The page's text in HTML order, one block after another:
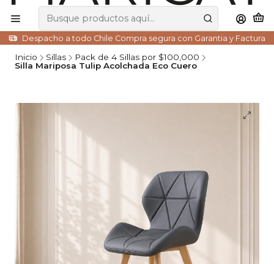
Despacho a todo Chile Compra segura con Garantia y Factura
Inicio Sillas
Pack de 4 Sillas por $100,000
Silla Mariposa Tulip Acolchada Eco Cuero